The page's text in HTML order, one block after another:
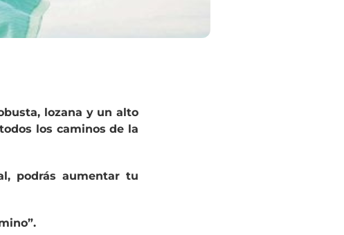
lozana y un alto
los caminos de la
podrás aumentar tu